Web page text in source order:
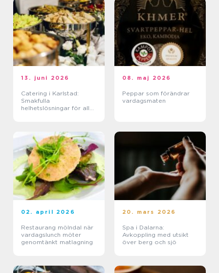
13. juni 2026
Catering i Karlstad:
Smakfulla
helhetslösningar för alla
08. maj 2026
Peppar som förändrar
vardagsmaten
02. april 2026
Restaurang mölndal när
vardagslunch möter
genomtänkt matlagning
20. mars 2026
Spa i Dalarna:
Avkoppling med utsikt
över berg och sjö